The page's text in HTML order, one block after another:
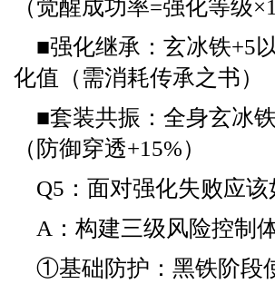
（觉醒成功率=强化等级
■强化继承：玄冰铁+5
化值（需消耗传承之书）
■套装共振：全身玄冰
（防御穿透+15%）
Q5：面对强化失败应该
A：构建三级风险控制
①基础防护：黑铁阶段